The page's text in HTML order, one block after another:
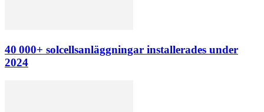
40 000+ solcellsanläggningar installerades under
2024